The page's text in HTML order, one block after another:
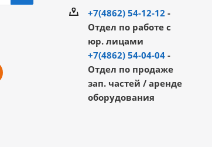
+7(4862) 54-12-12 -
Отдел по работе с
юр. лицами
+7(4862) 54-04-04-
Отдел по продаже
зап. частей / аренде
оборудования